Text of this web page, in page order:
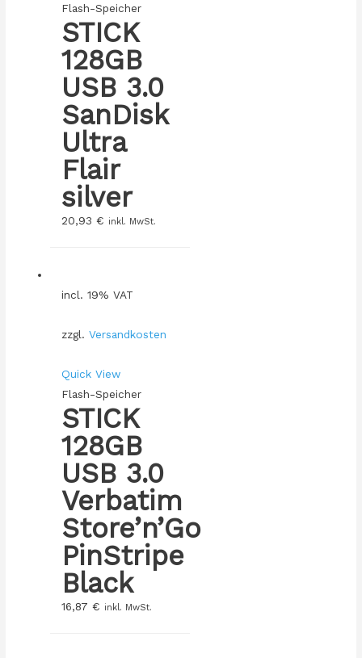
Flash-Speicher
STICK
128GB
USB 3.0
SanDisk
Ultra
Flair
silver
20,93 € inkl. MwSt.
incl. 19% VAT
zzgl. Versandkosten
Quick View
Flash-Speicher
STICK
128GB
USB 3.0
Verbatim
Store’n’Go
PinStripe
Black
16,87 € inkl. MwSt.